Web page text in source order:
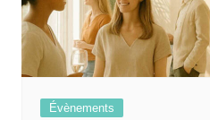
Évènements